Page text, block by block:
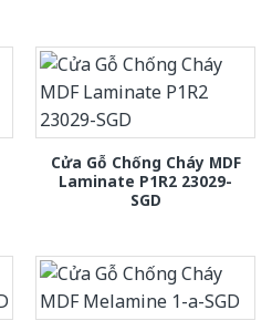
Cửa Gỗ Chống Cháy MDF
Laminate P1R2 23029-
SGD